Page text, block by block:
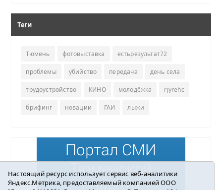
Теги
Тюмень фотовыставка естьрезультат72
проблемы убийство передача день села
трудоустройство КИНО молодёжка rjyrehc
брифинг новации ГАИ лыжи
Настоящий ресурс использует сервис веб-аналитики
Яндекс.Метрика, предоставляемый компанией ООО